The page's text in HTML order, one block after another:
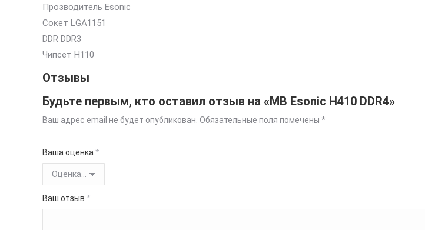
Прозводитель Esonic
Сокет LGA1151
DDR DDR3
Чипсет H110
Отзывы
Будьте первым, кто оставил отзыв на «MB Esonic H410 DDR4»
Ваш адрес email не будет опубликован. Обязательные поля помечены *
Ваша оценка *
Ваш отзыв *